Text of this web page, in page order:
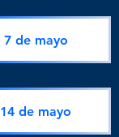
7 de mayo
14 de mayo